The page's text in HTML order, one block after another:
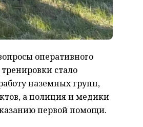
оперативного
стало
наземных групп,
а полиция и медики
первой помощи.